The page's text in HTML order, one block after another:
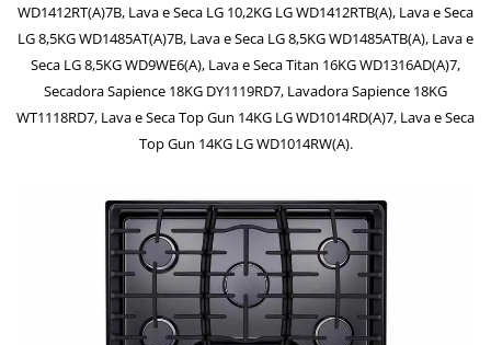
WD1412RT(A)7B, Lava e Seca LG 10,2KG LG WD1412RTB(A), Lava e Seca
LG 8,5KG WD1485AT(A)7B, Lava e Seca LG 8,5KG WD1485ATB(A), Lava e
Seca LG 8,5KG WD9WE6(A), Lava e Seca Titan 16KG WD1316AD(A)7,
Secadora Sapience 18KG DY1119RD7, Lavadora Sapience 18KG
WT1118RD7, Lava e Seca Top Gun 14KG LG WD1014RD(A)7, Lava e Seca
Top Gun 14KG LG WD1014RW(A).